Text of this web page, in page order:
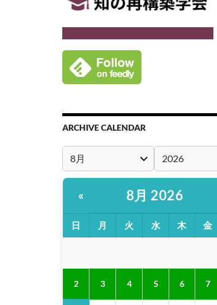
ARCHIVE CALENDAR
« 8月 2026
日 月 火 水 木 金
2 3 4 5 6 7